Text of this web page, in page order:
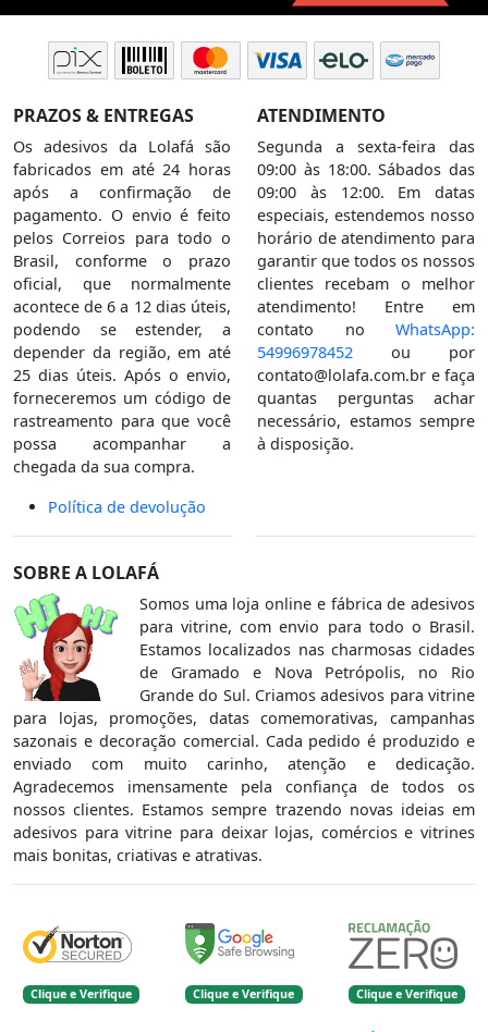
PRAZOS & ENTREGAS
Os adesivos da Lolafá são
fabricados em até 24 horas
após a confirmação de
pagamento. O envio é feito
pelos Correios para todo o
Brasil, conforme o prazo
oficial, que normalmente
acontece de 6 a 12 dias úteis,
podendo se estender, a
depender da região, em até
25 dias úteis. Após o envio,
forneceremos um código de
rastreamento para que você
possa acompanhar a
chegada da sua compra.
Política de devolução
ATENDIMENTO
Segunda a sexta-feira das
09:00 às 18:00. Sábados das
09:00 às 12:00. Em datas
especiais, estendemos nosso
horário de atendimento para
garantir que todos os nossos
clientes recebam o melhor
atendimento! Entre em
contato no WhatsApp:
54996978452 ou por
contato@lolafa.com.br e faça
quantas perguntas achar
necessário, estamos sempre
à disposição.
SOBRE A LOLAFÁ
Somos uma loja online e fábrica de adesivos
para vitrine, com envio para todo o Brasil.
Estamos localizados nas charmosas cidades
de Gramado e Nova Petrópolis, no Rio
Grande do Sul. Criamos adesivos para vitrine
para lojas, promoções, datas comemorativas, campanhas
sazonais e decoração comercial. Cada pedido é produzido e
enviado com muito carinho, atenção e dedicação.
Agradecemos imensamente pela confiança de todos os
nossos clientes. Estamos sempre trazendo novas ideias em
adesivos para vitrine para deixar lojas, comércios e vitrines
mais bonitas, criativas e atrativas.
Clique e Verifique Clique e Verifique Clique e Verifique